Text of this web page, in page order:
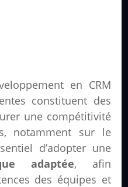
en CRM
constituent des
une compétitivité
notamment sur le
d’adopter une
adaptée, afin
des équipes et